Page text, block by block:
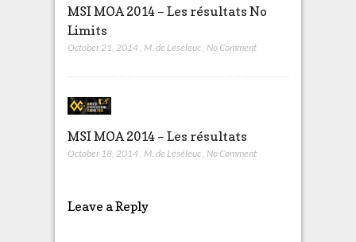
MSI MOA 2014 – Les résultats No
Limits
October 21, 2014 M. de Léséleuc No Comment
MSI MOA 2014 – Les résultats
October 18, 2014 M. de Léséleuc No Comment
Leave a Reply